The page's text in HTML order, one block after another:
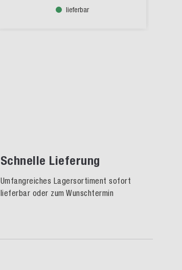
lieferbar
Schnelle Lieferung
Umfangreiches Lagersortiment sofort
lieferbar oder zum Wunschtermin